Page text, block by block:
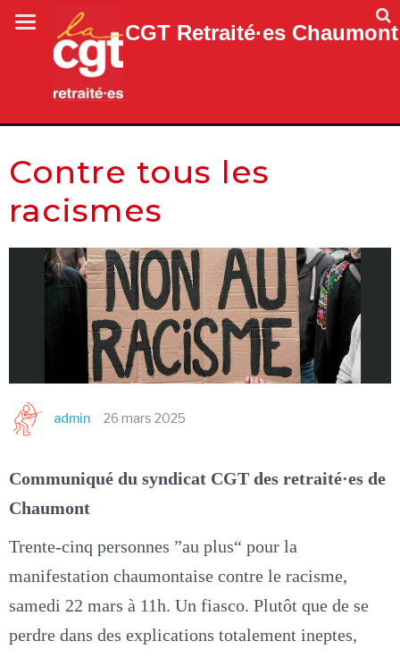
CGT Retraité·es Chaumont
Contre tous les
racismes
admin 26 mars 2025
Communiqué du syndicat CGT des retraité·es de
Chaumont
Trente-cinq personnes ”au plus“ pour la
manifestation chaumontaise contre le racisme,
samedi 22 mars à 11h. Un fiasco. Plutôt que de se
perdre dans des explications totalement ineptes,